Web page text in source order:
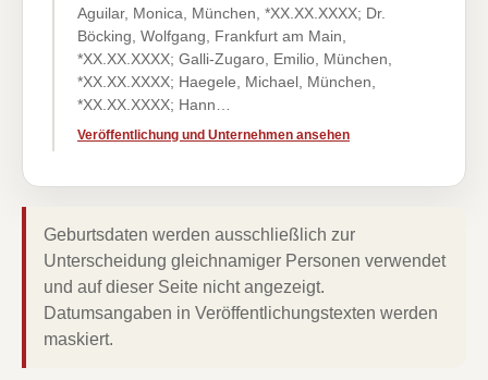
Aguilar, Monica, München, *XX.XX.XXXX; Dr.
Böcking, Wolfgang, Frankfurt am Main,
*XX.XX.XXXX; Galli-Zugaro, Emilio, München,
*XX.XX.XXXX; Haegele, Michael, München,
*XX.XX.XXXX; Hann…
Veröffentlichung und Unternehmen ansehen
Geburtsdaten werden ausschließlich zur
Unterscheidung gleichnamiger Personen verwendet
und auf dieser Seite nicht angezeigt.
Datumsangaben in Veröffentlichungstexten werden
maskiert.